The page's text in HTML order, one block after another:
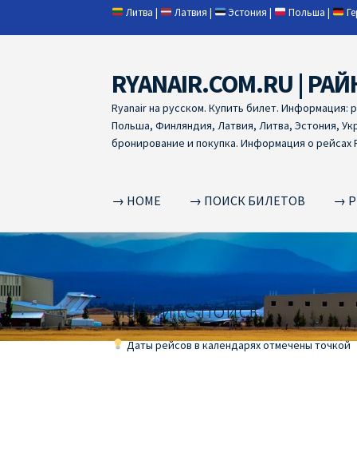
Литва | Латвия | Эстония | Польша |
Skip
to
navigation
Skip
to
content
RYANAIR.COM.RU |
Ryanair на русском. Купить билет. Информация:
Польша, Финляндия, Латвия, Литва, Эстония,
бронирование и покупка. Информация о рейсах
→ HOME → ПОИСК БИЛЕТОВ →
HomeRYANAIR | ПОИСК АВИАБИЛЕТОВ
RYANAIR ДОБАВИТЬ БАГАЖRyanair зміни
RYANAIR ИЗ РИГИRyanair из Стокгольма
Начните поиск
Даты рейсов в календарях отмечены точкой